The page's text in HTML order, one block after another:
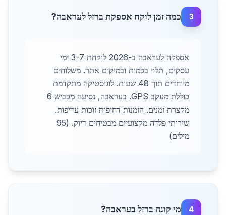
3 כמה זמן לוקח אספקת ברזל לעראבה?
אספקה לעראבה ב-2026 לוקחת 3-7 ימי
עסקים, תלוי בכמות ובמיקום אתר. משלוחים
מיוחדים תוך 48 שעות. לוגיסטיקה מתקדמת
כוללת מעקב GPS. בעראבה, נסיעה מכביש 6
מקצרת זמנים. הזמנות דחופות זוכות עדיפות.
שירותי פלדה מקצועיים מבטיחים דיוק. (95
מילים)
4 מי קונה ברזל בעראבה?